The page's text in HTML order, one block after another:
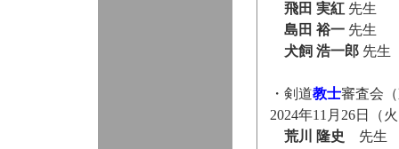
飛田 実紅先生
島田 裕一先生
犬飼 浩一郎先生
・剣道教士審査会
2024年11月26日（
荒川 隆史 先生